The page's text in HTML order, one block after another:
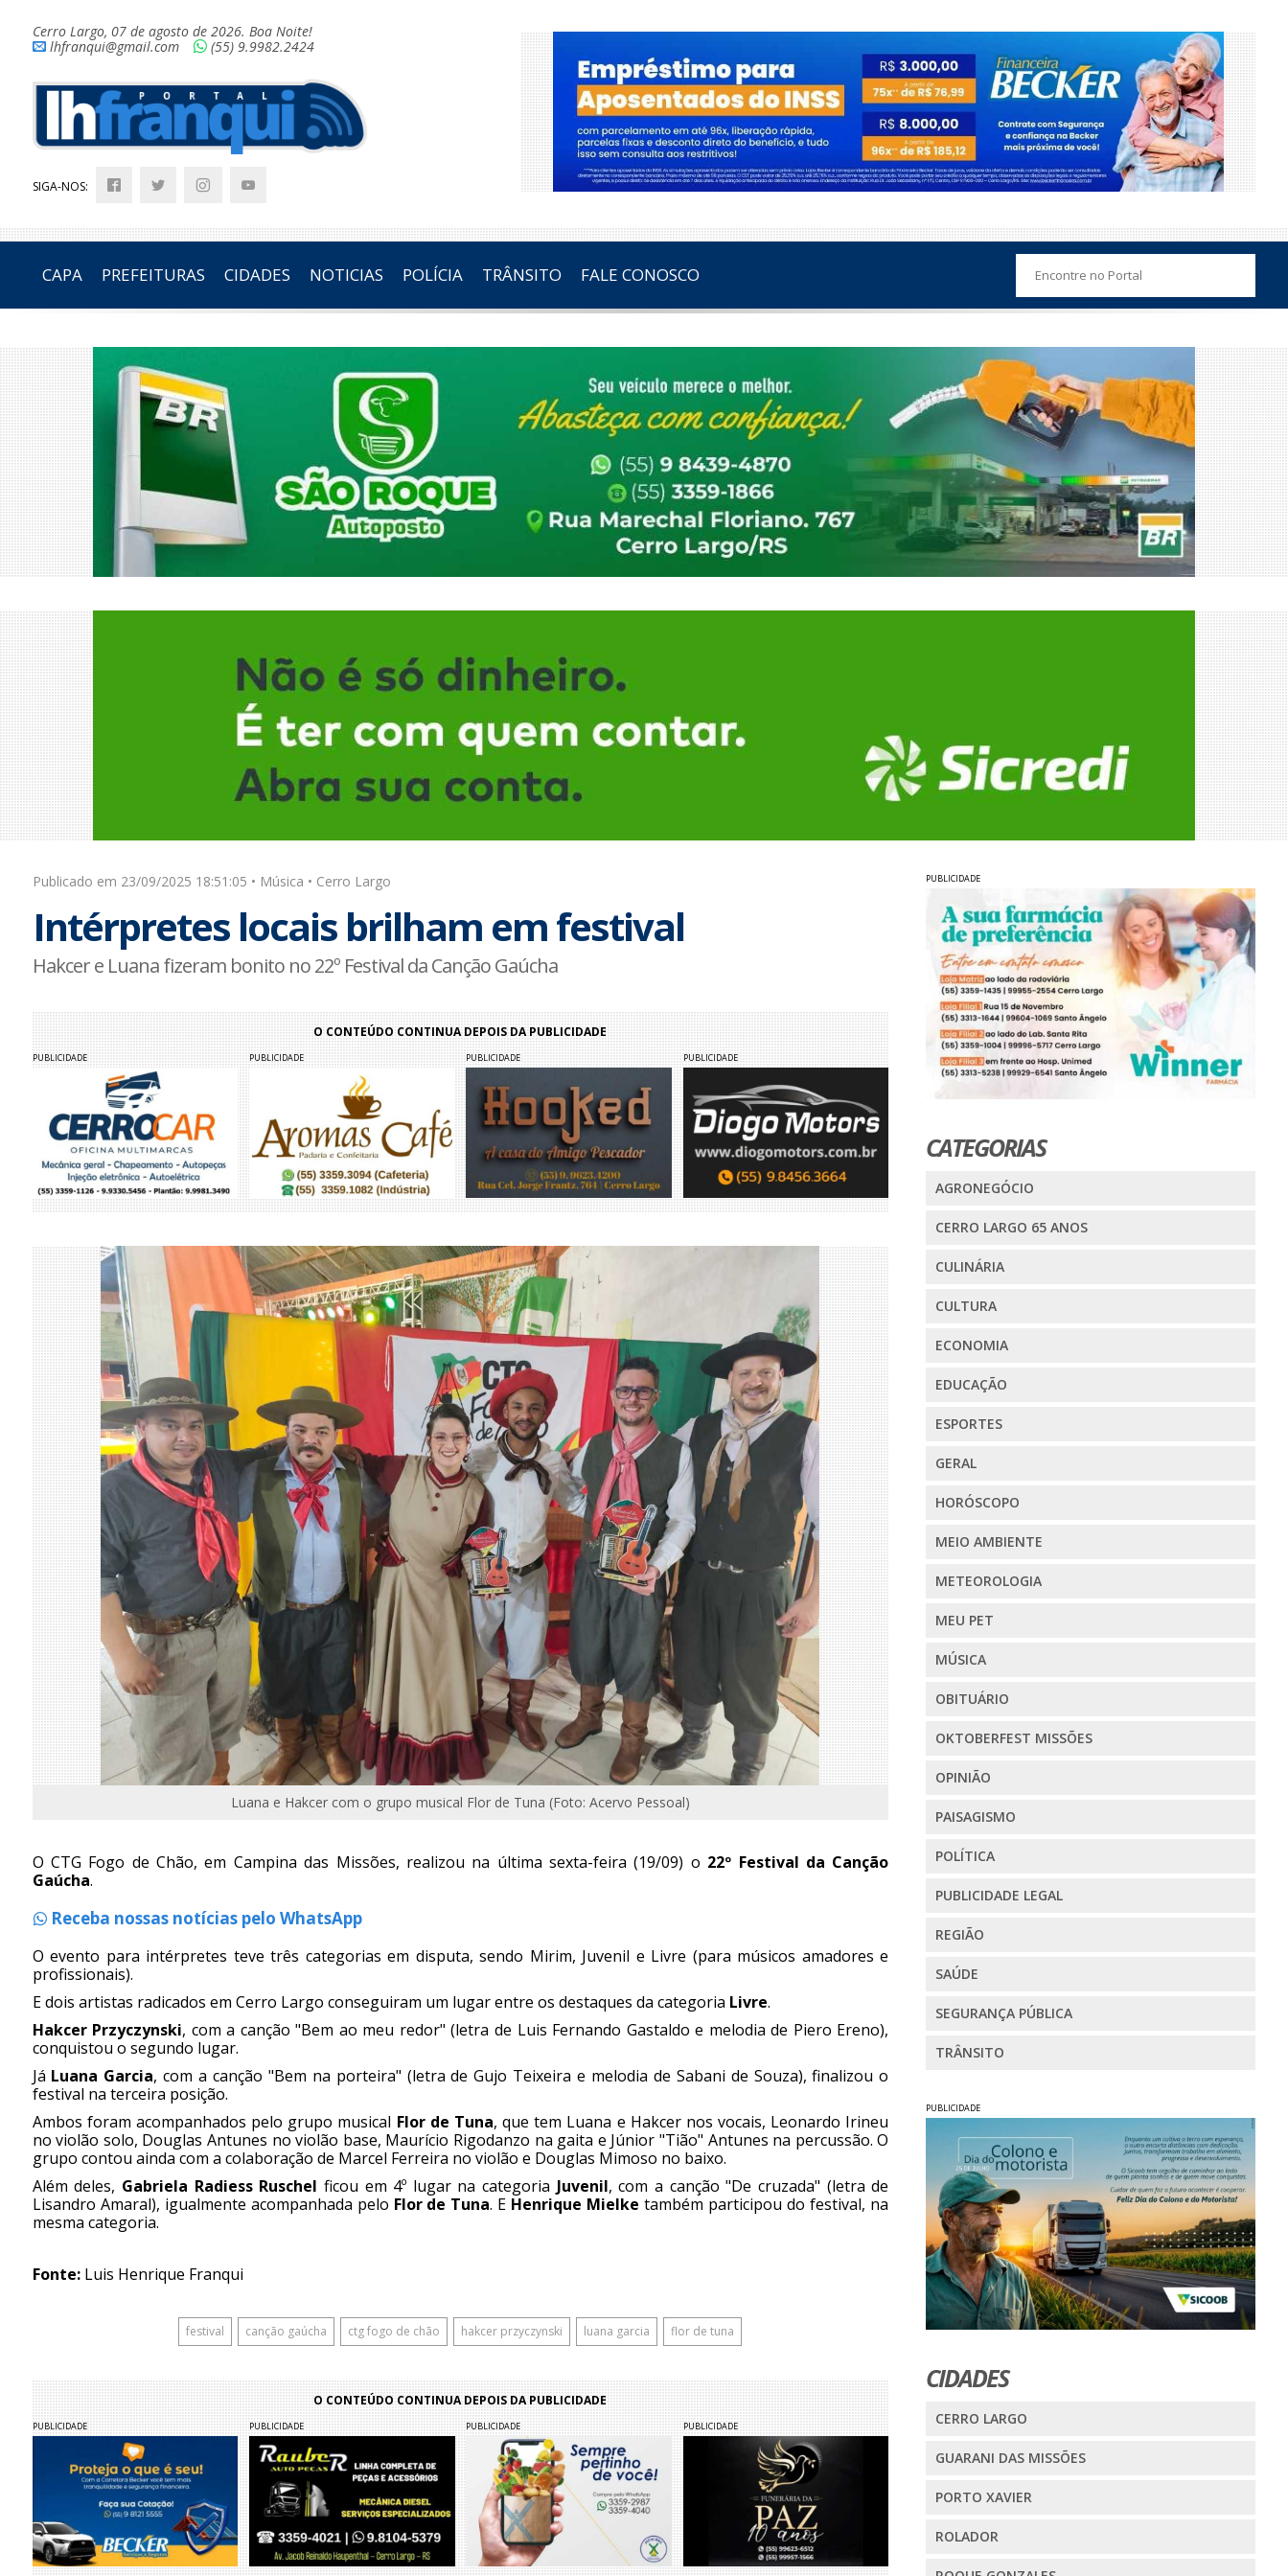
Cerro Largo, 07 de agosto de 2026. Boa Noite!
lhfranqui@gmail.com
(55) 9.9982.2424
SIGA-NOS:
CAPA PREFEITURAS CIDADES NOTICIAS POLÍCIA TRÂNSITO FALE CONOSCO
Publicado em 23/09/2025 18:51:05 • Música • Cerro Largo
Intérpretes locais brilham em festival
Hakcer e Luana fizeram bonito no 22º Festival da Canção Gaúcha
O CONTEÚDO CONTINUA DEPOIS DA PUBLICIDADE
PUBLICIDADE PUBLICIDADE PUBLICIDADE PUBLICIDADE
Luana e Hakcer com o grupo musical Flor de Tuna (Foto: Acervo Pessoal)
O CTG Fogo de Chão, em Campina das Missões, realizou na última sexta-feira (19/09) o 22º Festival da Canção
Gaúcha.
Receba nossas notícias pelo WhatsApp
O evento para intérpretes teve três categorias em disputa, sendo Mirim, Juvenil e Livre (para músicos amadores e
profissionais).
E dois artistas radicados em Cerro Largo conseguiram um lugar entre os destaques da categoria Livre.
Hakcer Przyczynski, com a canção "Bem ao meu redor" (letra de Luis Fernando Gastaldo e melodia de Piero Ereno),
conquistou o segundo lugar.
Já Luana Garcia, com a canção "Bem na porteira" (letra de Gujo Teixeira e melodia de Sabani de Souza), finalizou o
festival na terceira posição.
Ambos foram acompanhados pelo grupo musical Flor de Tuna, que tem Luana e Hakcer nos vocais, Leonardo Irineu
no violão solo, Douglas Antunes no violão base, Maurício Rigodanzo na gaita e Júnior "Tião" Antunes na percussão. O
grupo contou ainda com a colaboração de Marcel Ferreira no violão e Douglas Mimoso no baixo.
Além deles, Gabriela Radiess Ruschel ficou em 4º lugar na categoria Juvenil, com a canção "De cruzada" (letra de
Lisandro Amaral), igualmente acompanhada pelo Flor de Tuna. E Henrique Mielke também participou do festival, na
mesma categoria.
Fonte:Luis Henrique Franqui
festival canção gaúcha ctg fogo de chão hakcer przyczynski luana garcia flor de tuna
O CONTEÚDO CONTINUA DEPOIS DA PUBLICIDADE
PUBLICIDADE PUBLICIDADE PUBLICIDADE PUBLICIDADE
PUBLICIDADE
CATEGORIAS
AGRONEGÓCIO
CERRO LARGO 65 ANOS
CULINÁRIA
CULTURA
ECONOMIA
EDUCAÇÃO
ESPORTES
GERAL
HORÓSCOPO
MEIO AMBIENTE
METEOROLOGIA
MEU PET
MÚSICA
OBITUÁRIO
OKTOBERFEST MISSÕES
OPINIÃO
PAISAGISMO
POLÍTICA
PUBLICIDADE LEGAL
REGIÃO
SAÚDE
SEGURANÇA PÚBLICA
TRÂNSITO
PUBLICIDADE
CIDADES
CERRO LARGO
GUARANI DAS MISSÕES
PORTO XAVIER
ROLADOR